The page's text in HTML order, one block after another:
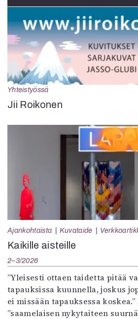
Yhteistyössä
Jii Roikonen
Ajankohtaista Kuvataide
Kaikille aisteille
2–3/2026
”Yleisesti ottaen taidetta pitää
tapauksissa kuunnella, joskus
ei missään tapauksessa
”saamelaisen nykytaiteen